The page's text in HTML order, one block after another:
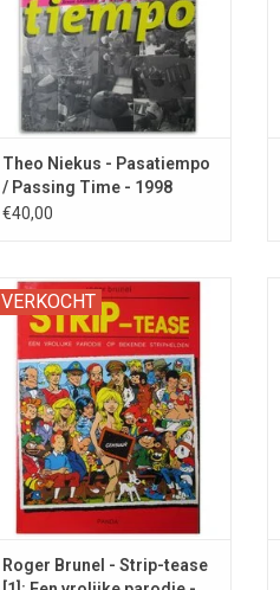
Theo Niekus - Pasatiempo
/ Passing Time - 1998
€40,00
VERKOCHT
Eerste bundel erotische
parodiestrips van Europese
stripfiguren.
Roger Brunel - Strip-tease